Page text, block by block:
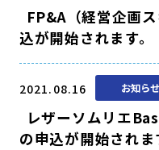
FP&A（経営企画
込が開始されます。
2021.08.16 お知らせ
レザーソムリエ
の申込が開始されま